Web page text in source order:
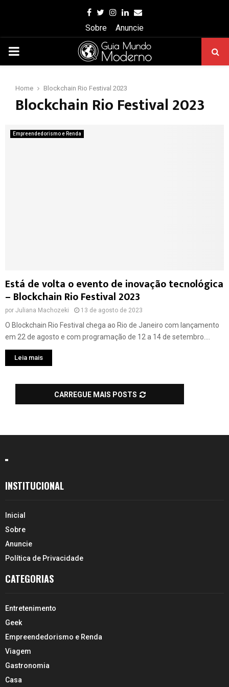
Facebook
Twitter
Instagram
Linkedin
Email
Sobre
Anuncie
PRIMARY
Home Blockchain Rio Festival 2023
Blockchain Rio Festival 2023
Empreendedorismo e Renda
Está de volta o evento de inovação tecnológica
– Blockchain Rio Festival 2023
por Juliana Machozeki 13 de agosto de 2023
O Blockchain Rio Festival chega ao Rio de Janeiro com lançamento
em 22 de agosto e com programação de 12 a 14 de setembro....
Leia mais
CARREGUE MAIS POSTS
INSTITUCIONAL
Inicial
Sobre
Anuncie
Política de Privacidade
CATEGORIAS
Entretenimento
Geek
Empreendedorismo e Renda
Viagem
Gastronomia
Casa